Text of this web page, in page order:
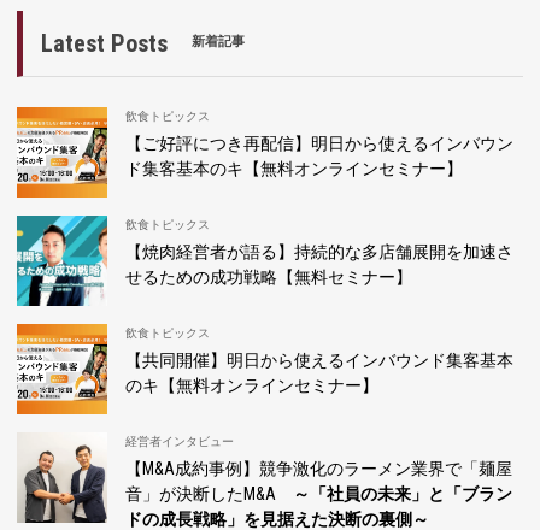
Latest Posts 新着記事
飲食トピックス
【ご好評につき再配信】明日から使えるインバウン
ド集客基本のキ【無料オンラインセミナー】
飲食トピックス
【焼肉経営者が語る】持続的な多店舗展開を加速さ
せるための成功戦略【無料セミナー】
飲食トピックス
【共同開催】明日から使えるインバウンド集客基本
のキ【無料オンラインセミナー】
経営者インタビュー
【M&A成約事例】競争激化のラーメン業界で「麺屋
音」が決断したM&A
～「社員の未来」と「ブラン
ドの成長戦略」を見据えた決断の裏側～